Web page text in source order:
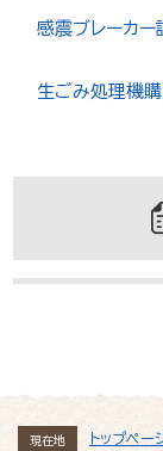
現在地 トップペー
感震ブレーカー
生ごみ処理機